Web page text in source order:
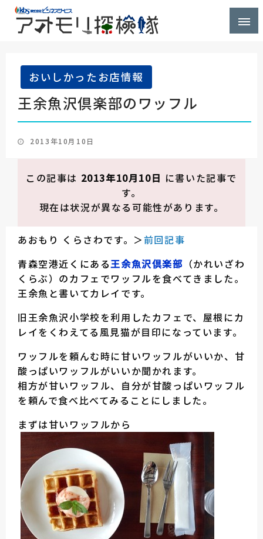
おいしかったお店情報
王余魚沢倶楽部のワッフル
投
日:
2013年10月10日
この記事は 2013年10月10日 に書いた記事で
す。
現在は状況が異なる可能性があります。
あおもり くらさわです。＞前回記事
青森空港近くにある王余魚沢倶楽部 （かれいざわ
くらぶ）のカフェでワッフルを食べてきました。
王余魚と書いてカレイです。
旧王余魚沢小学校を利用したカフェで、屋根にカ
レイをくわえてる風見猫が目印になっています。
ワッフルを頼んむ時に甘いワッフルがいいか、甘
酸っぱいワッフルがいいか聞かれます。
相方が甘いワッフル、自分が甘酸っぱいワッフル
を頼んで食べ比べてみることにしました。
まずは甘いワッフルから